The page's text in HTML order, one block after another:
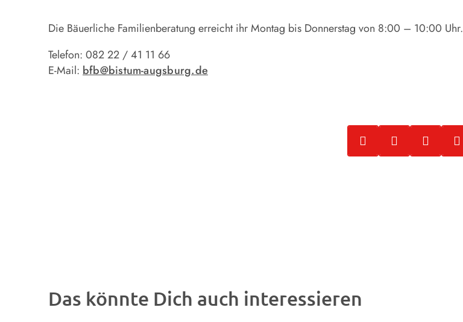
Die Bäuerliche Familienberatung erreicht ihr Montag bis Donnerstag von 8:00 – 10:00 Uhr.
Telefon: 082 22 / 41 11 66
E-Mail: bfb@bistum-augsburg.de
Das könnte Dich auch interessieren